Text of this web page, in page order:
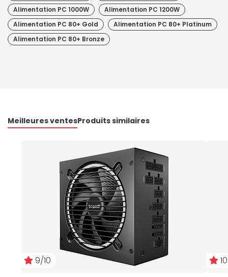
Alimentation PC 1000W
Alimentation PC 1200W
Alimentation PC 80+ Gold
Alimentation PC 80+ Platinum
Alimentation PC 80+ Bronze
Meilleures ventesProduits similaires
9/10